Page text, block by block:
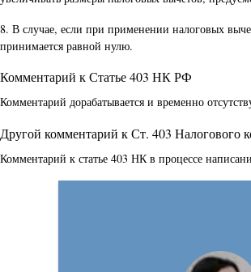
8. В случае, если при применении налоговых
принимается равной нулю.
Комментарий к Статье 403 НК РФ
Комментарий дорабатывается и временно
Другой комментарий к Ст. 403 Налогового
Комментарий к статье 403 НК в процессе